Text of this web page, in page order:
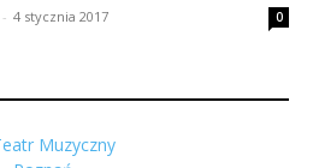
- 4 stycznia 2017 0